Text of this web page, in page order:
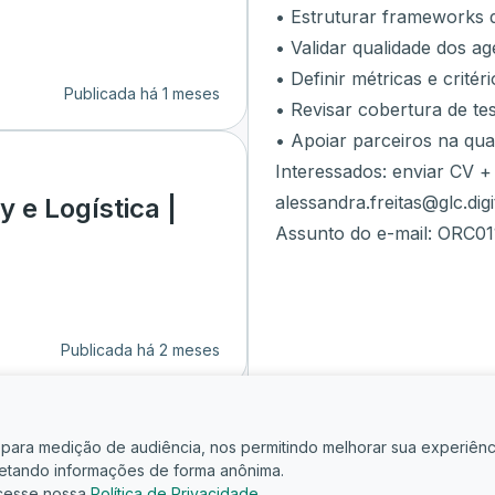
• Estruturar frameworks
• Validar qualidade dos
• Definir métricas e
• Revisar cobertura de
• Apoiar parceiros na
Interessados: enviar CV
Assunto do e-mail:
Publicada há 1 meses
e Logística |
Publicada há 2 meses
medição de audiência, nos permitindo melhorar sua
informações de forma anônima.